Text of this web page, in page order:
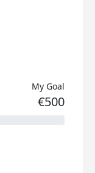
My Goal
€500